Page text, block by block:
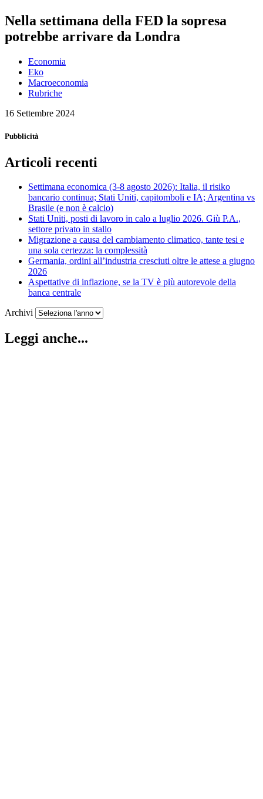
Nella settimana della FED la sopresa
potrebbe arrivare da Londra
Economia
Eko
Macroeconomia
Rubriche
16 Settembre 2024
Pubblicità
Articoli recenti
Settimana economica (3-8 agosto 2026): Italia, il risiko
bancario continua; Stati Uniti, capitomboli e IA; Argentina vs
Brasile (e non è calcio)
Stati Uniti, posti di lavoro in calo a luglio 2026. Giù P.A.,
settore privato in stallo
Migrazione a causa del cambiamento climatico, tante tesi e
una sola certezza: la complessità
Germania, ordini all’industria cresciuti oltre le attese a giugno
2026
Aspettative di inflazione, se la TV è più autorevole della
banca centrale
Archivi
Leggi anche...